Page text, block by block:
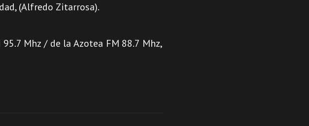
(Alfredo Zitarrosa).
Mhz / de la Azotea FM 88.7 Mhz,